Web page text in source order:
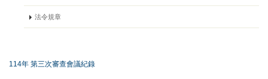
法令規章
114年 第三次審查會議紀錄